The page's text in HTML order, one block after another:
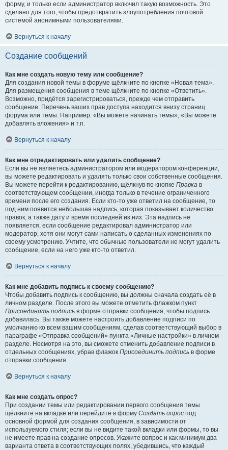
форму, и только если администратор включил такую возможность. Это
сделано для того, чтобы предотвратить злоупотребления почтовой
системой анонимными пользователями.
Вернуться к началу
Создание сообщений
Как мне создать новую тему или сообщение?
Для создания новой темы в форуме щёлкните по кнопке «Новая тема».
Для размещения сообщения в теме щёлкните по кнопке «Ответить».
Возможно, придётся зарегистрироваться, прежде чем отправить
сообщение. Перечень ваших прав доступа находится внизу страниц
форума или темы. Например: «Вы можете начинать темы», «Вы можете
добавлять вложения» и т.п.
Вернуться к началу
Как мне отредактировать или удалить сообщение?
Если вы не являетесь администратором или модератором конференции,
вы можете редактировать и удалять только свои собственные сообщения.
Вы можете перейти к редактированию, щёлкнув по кнопке Правка в
соответствующем сообщении, иногда только в течение ограниченного
времени после его создания. Если кто-то уже ответил на сообщение, то
под ним появится небольшая надпись, которая показывает количество
правок, а также дату и время последней из них. Эта надпись не
появляется, если сообщение редактировал администратор или
модератор, хотя они могут сами написать о сделанных изменениях по
своему усмотрению. Учтите, что обычные пользователи не могут удалить
сообщение, если на него уже кто-то ответил.
Вернуться к началу
Как мне добавить подпись к своему сообщению?
Чтобы добавить подпись к сообщению, вы должны сначала создать её в
личном разделе. После этого вы можете отметить флажком пункт
Присоединить подпись в форме отправки сообщения, чтобы подпись
добавилась. Вы также можете настроить добавление подписи по
умолчанию ко всем вашим сообщениям, сделав соответствующий выбор в
параграфе «Отправка сообщений» пункта «Личные настройки» в личном
разделе. Несмотря на это, вы сможете отменить добавление подписи в
отдельных сообщениях, убрав флажок Присоединить подпись в форме
отправки сообщения.
Вернуться к началу
Как мне создать опрос?
При создании темы или редактировании первого сообщения темы
щёлкните на вкладке или перейдите в форму Создать опрос под
основной формой для создания сообщения, в зависимости от
используемого стиля; если вы не видите такой вкладки или формы, то вы
не имеете прав на создание опросов. Укажите вопрос и как минимум два
варианта ответа в соответствующих полях, убедившись, что каждый